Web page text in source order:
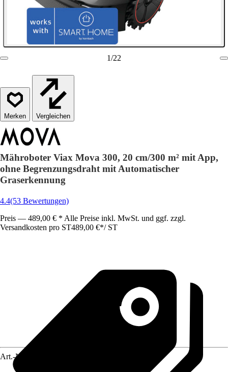
1/22
Vergleichen
Mähroboter Viax Mova 300, 20 cm/300 m² mit App,
ohne Begrenzungsdraht mit Automatischer
Graserkennung
4.4(53 Bewertungen)
Preis — 489,00 € * Alle Preise inkl. MwSt. und ggf. zzgl.
Versandkosten pro ST489,00 €*/ ST
Art.-Nr.